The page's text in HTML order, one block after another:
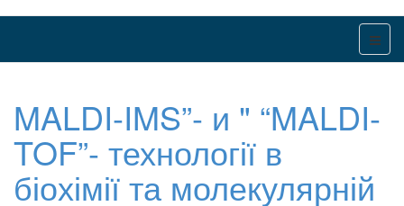
MALDI-IMS”- и " “MALDI-
TOF”- технології в
біохімії та молекулярній